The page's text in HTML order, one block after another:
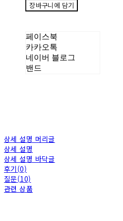
장바구니에 담기
페이스북
카카오톡
네이버 블로그
밴드
상세 설명 머리글
상세 설명
상세 설명 바닥글
후기(0)
질문(10)
관련 상품